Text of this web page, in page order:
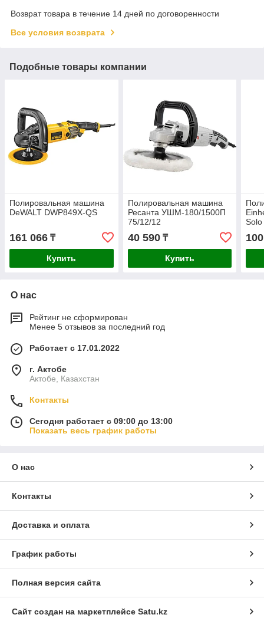
Возврат товара в течение 14 дней по договоренности
Все условия возврата
Подобные товары компании
Полировальная машина
DeWALT DWP849X-QS
161 066 ₸
Купить
Полировальная машина
Ресанта УШМ-180/1500П
75/12/12
40 590₸
Купить
О нас
Рейтинг не сформирован
Менее 5 отзывов за последний год
Работает с 17.01.2022
г. Актобе
Актобе, Казахстан
Контакты
Сегодня работает с 09:00 до 13:00
Показать весь график работы
О нас
Контакты
Доставка и оплата
График работы
Полная версия сайта
Сайт создан на маркетплейсе Satu.kz